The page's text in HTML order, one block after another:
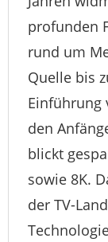
profunden
rund um
Quelle bis
Einführung
den
blickt
sowie 8K. Dabei
der TV-